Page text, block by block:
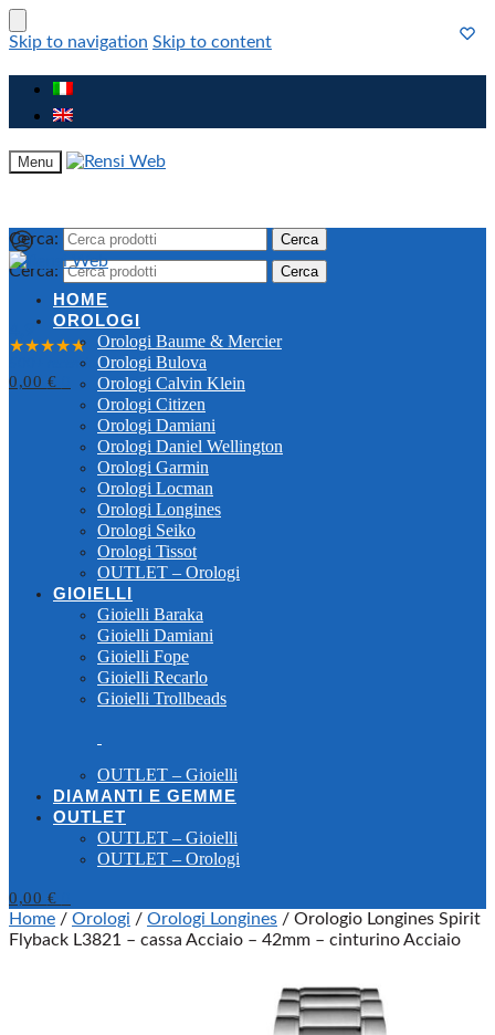
Skip to navigation Skip to content
Menu
Cerca: Cerca
★★★★★
500+ recensioni
0,00 €
Cerca: Cerca
HOME
OROLOGI
Orologi Baume & Mercier
Orologi Bulova
Orologi Calvin Klein
Orologi Citizen
Orologi Damiani
Orologi Daniel Wellington
Orologi Garmin
Orologi Locman
Orologi Longines
Orologi Seiko
Orologi Tissot
OUTLET – Orologi
GIOIELLI
Gioielli Baraka
Gioielli Damiani
Gioielli Fope
Gioielli Recarlo
Gioielli Trollbeads
OUTLET – Gioielli
DIAMANTI E GEMME
OUTLET
OUTLET – Gioielli
OUTLET – Orologi
0,00 €
Home / Orologi / Orologi Longines / Orologio Longines Spirit
Flyback L3821 – cassa Acciaio – 42mm – cinturino Acciaio